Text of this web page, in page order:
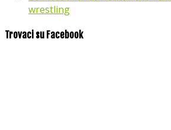
wrestling
Trovaci su Facebook